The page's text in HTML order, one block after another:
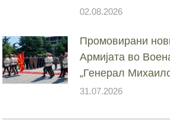
02.08.2026
Промовирани
Армијата во
„Генерал
31.07.2026